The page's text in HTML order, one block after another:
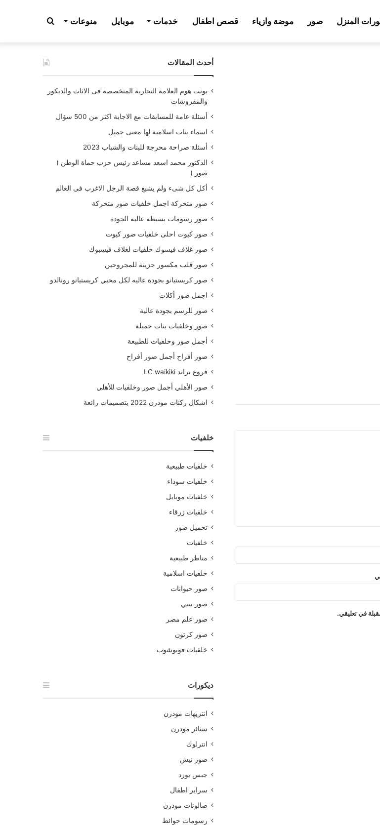
المنزل صور موضة وازياء قصص اطفال خدمات موبايل منوعات بحث
عن
في تعليقي.
أحدث المقالات
بونت هوم العلامة التجارية المتخصصة فى الاثاث والديكور
والمفروشات
أسئلة عامة للمسابقات مع الاجابة اكثر من 500 سؤال
اسماء بنات اسلامية لها معنى جميل
أسئلة صراحة محرجة للبنات والشباب 2023
الدكتور محمد اسعد مساعد رئيس حزب حماة الوطن (
صور )
أكل كل شىء ولم يشبع قصة الرجل الاغرب فى العالم
صور متحركة اجمل خلفيات صور متحركة
صور رسومات بسيطه عاليه الجودة
صور كيوت احلى خلفيات صور كيوت
صور غلاف فيسوك خلفيات لغلاف فيسبوك
صور قلب مكسور حزينة للمجروحين
صور كريستيانو بجودة عاليه لكل محبي كريستيانو رونالدو
اجمل صور أكلات
صور للرسم بجودة عالية
صور وخلفيات بنات جميلة
أجمل صور وخلفيات للطبيعة
صور أفراح أجمل صور أفراح
فروع براند LC waikiki
صور الأهلي أجمل صور وخلفيات للأهلي
اشكال ركنات مودرن 2022 بتصميمات رائعة
خلفيات
خلفيات طبيعية
خلفيات سوداء
خلفيات موبايل
خلفيات زرقاء
تحميل صور
خلفيات
مناظر طبيعية
خلفيات اسلامية
صور حيوانات
صور بيبي
صور علم مصر
صور كرتون
خلفيات فوتوشوب
ديكورات
انتريهات مودرن
ستائر مودرن
انترلوك
صور نيش
جبس بورد
سراير اطفال
صالونات مودرن
رسومات حوائط